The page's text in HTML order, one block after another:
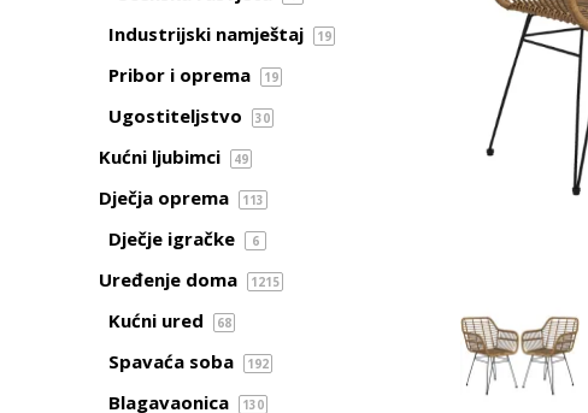
Industrijski namještaj 19
Pribor i oprema 19
Ugostiteljstvo 30
Kućni ljubimci 49
Dječja oprema 113
Dječje igračke 6
Uređenje doma 1215
Kućni ured 68
Spavaća soba 192
Blagavaonica 130